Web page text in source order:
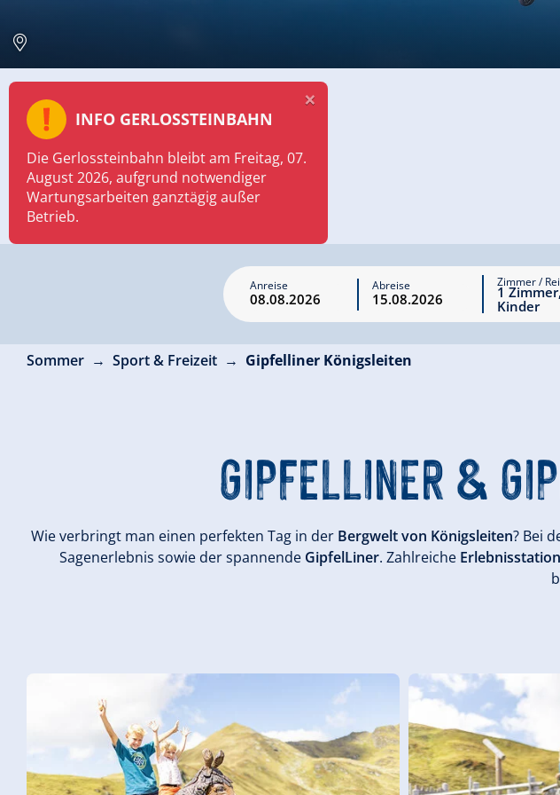
INFO GERLOSSTEINBAHN
×
Die Gerlossteinbahn bleibt am Freitag, 07.
August 2026, aufgrund notwendiger
Wartungsarbeiten ganztägig außer
Betrieb.
Anreise Abreise Zimmer /
1 Zimmer,
Kinder
Sommer Sport & Freizeit Gipfelliner Königsleiten
GIPFELLINER &
Wie verbringt man einen perfekten Tag in der Bergwelt von Königsleiten? Bei
Sagenerlebnis sowie der spannende GipfelLiner. Zahlreiche